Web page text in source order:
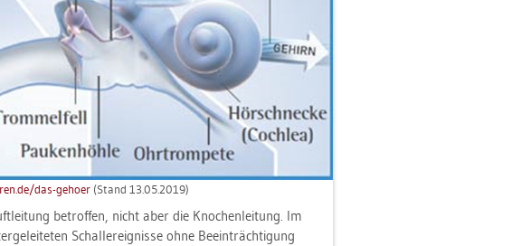
​das-​ge­ho­er(Stand 13.05.2019)
be­trof­fen, nicht aber die Kno­chen­lei­tung. Im
Schall­er­eig­nis­se ohne Be­ein­träch­ti­gung